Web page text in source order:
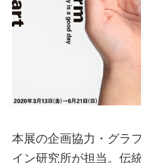
本展の企画協力・グラ
イン研究所が担当。伝